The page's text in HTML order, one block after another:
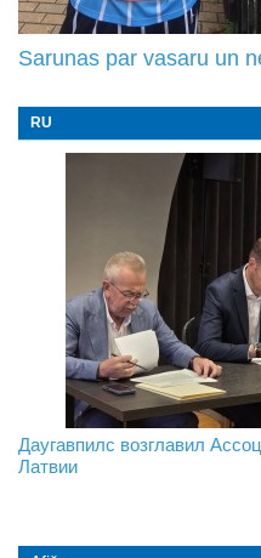
Sarunas par vasaru un
RU
На границе с Беларусью
Даугавпилс возглавил
Латвии
Инвалидность — не
реальные истории людей с